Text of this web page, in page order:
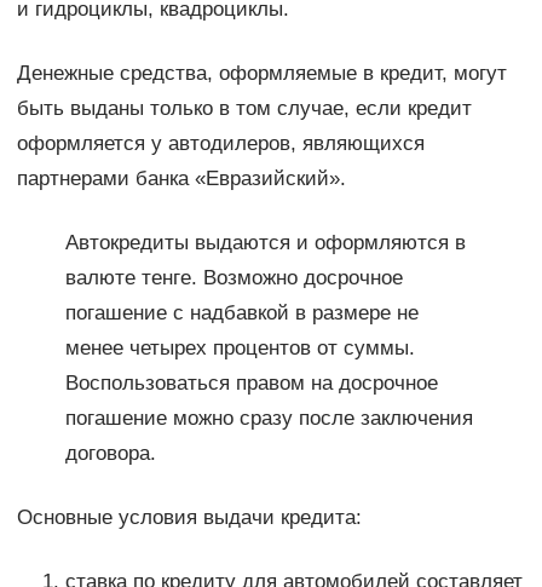
и гидроциклы, квадроциклы.
Денежные средства, оформляемые в кредит, могут
быть выданы только в том случае, если кредит
оформляется у автодилеров, являющихся
партнерами банка «Евразийский».
Автокредиты выдаются и оформляются в
валюте тенге. Возможно досрочное
погашение с надбавкой в размере не
менее четырех процентов от суммы.
Воспользоваться правом на досрочное
погашение можно сразу после заключения
договора.
Основные условия выдачи кредита:
ставка по кредиту для автомобилей составляет